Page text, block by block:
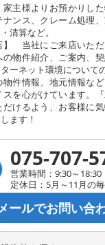
主様よりお預かりし
ンス、クレーム処理
清算など。
】 当社にご来店いた
物件紹介、ご案内、
ーネット環境について
件情報、地元情報な
を心がけています。
けるよう、お客様に
ます！
075-707-
営業時間：9:30～18:30
定休日：5月～11月の
ールでお問い合